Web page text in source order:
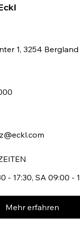
1, 3254 Bergland
- 17:30, SA 09:00 -
Mehr erfahren